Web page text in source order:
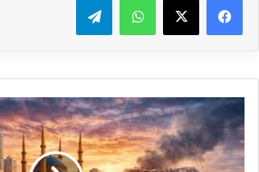
#عاجل
الصحّة
الإسرائيليّة:
192